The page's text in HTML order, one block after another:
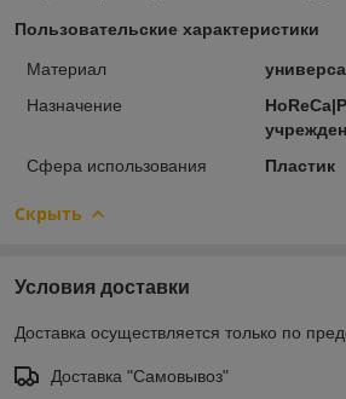
Пользовательские характеристики
Материал
Назначение
Сфера использования
Пластик
Скрыть
Условия доставки
Доставка осуществляется только по
Доставка "Самовывоз"